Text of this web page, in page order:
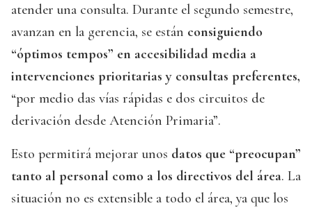
atender una consulta. Durante el segundo semestre,
avanzan en la gerencia, se están consiguiendo
“óptimos tempos” en accesibilidad media a
intervenciones prioritarias y consultas preferentes,
“por medio das vías rápidas e dos circuitos de
derivación desde Atención Primaria”.
Esto permitirá mejorar unos datos que “preocupan”
tanto al personal como a los directivos del área. La
situación no es extensible a todo el área, ya que los